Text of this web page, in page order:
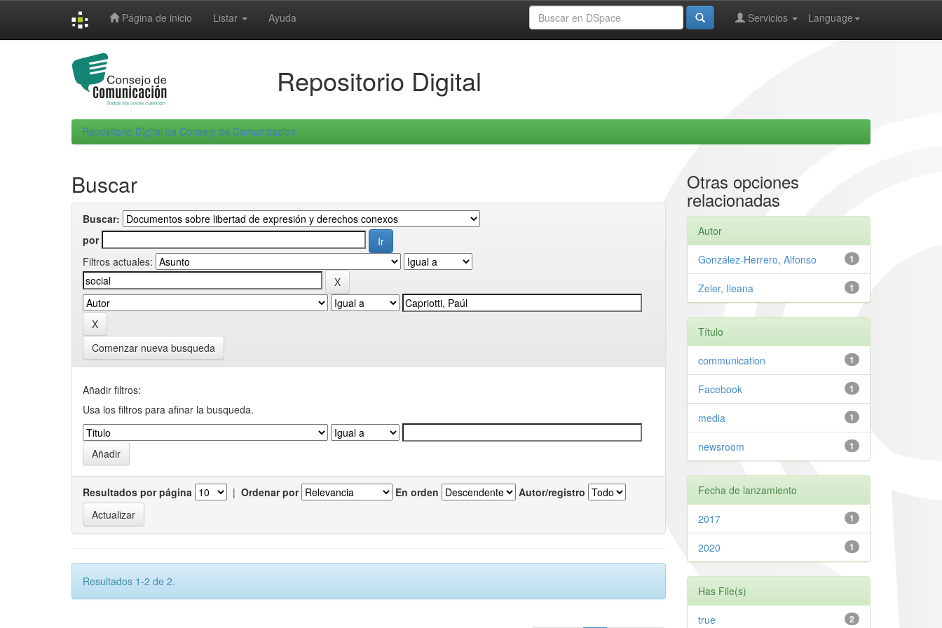
Página de inicio Listar Ayuda Language
Servicios
Repositorio Digital
Repositorio Digital de Consejo de Comunicacion
Buscar
Buscar:
por
Filtros actuales:
Comenzar nueva busqueda
Añadir filtros:
Usa los filtros para afinar la busqueda.
Resultados por página | Ordenar por En orden Autor/registro
Resultados 1-2 de 2.
Otras opciones
relacionadas
Autor
1
González-Herrero, Alfonso
1
Zeler, Ileana
Título
1
communication
1
Facebook
1
media
1
newsroom
Fecha de lanzamiento
1
2017
1
2020
Has File(s)
2
true